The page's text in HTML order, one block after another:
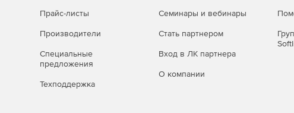
Прайс-листы
Производители
Специальные
предложения
Техподдержка
Семинары и вебинары
Стать партнером
Вход в ЛК партнера
О компании